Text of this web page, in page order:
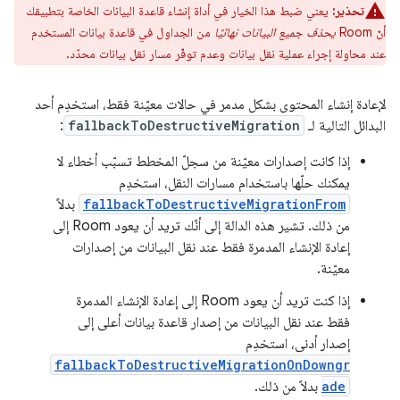
تحذير: يعني ضبط هذا الخيار في أداة إنشاء قاعدة البيانات الخاصة بتطبيقك
أنّ Room
يحذف جميع البيانات نهائيًا من الجداول في قاعدة بيانات المستخدم
عند محاولة إجراء عملية نقل بيانات وعدم توفّر مسار نقل بيانات محدّد.
لإعادة إنشاء المحتوى بشكل مدمر في حالات معيّنة فقط، استخدِم أحد
البدائل التالية لـ fallbackToDestructiveMigration
:
إذا كانت إصدارات معيّنة من سجلّ المخطط تسبّب أخطاء لا
يمكنك حلّها باستخدام مسارات النقل، استخدِم
fallbackToDestructiveMigrationFrom بدلاً
من ذلك. تشير هذه الدالة إلى أنّك تريد أن يعود Room إلى
إعادة الإنشاء المدمرة فقط عند نقل البيانات من إصدارات
معيّنة.
إذا كنت تريد أن يعود Room إلى إعادة الإنشاء المدمرة
فقط عند نقل البيانات من إصدار قاعدة بيانات أعلى إلى
إصدار أدنى، استخدِم
fallbackToDestructiveMigrationOnDowngr
ade بدلاً من ذلك.